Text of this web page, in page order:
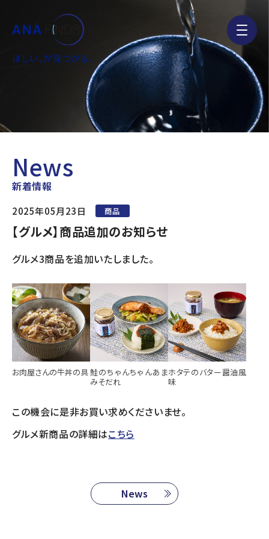
ほしい、が見つかる。
News
新着情報
2025年05月23日 商品
【グルメ】商品追加のお知らせ
グルメ3商品を追加いたしました。
お肉屋さんの牛丼の具鮭のちゃんちゃんあま
みそだれ
ホタテのバター醤油風
味
この機会に是非お買い求めくださいませ。
グルメ新商品の詳細はこちら
News